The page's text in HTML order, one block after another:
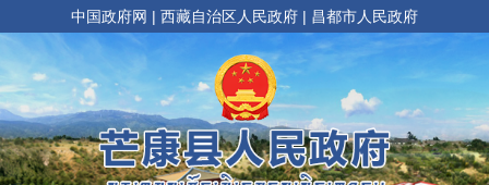
中国政府网 | 西藏自治区人民政府 | 昌都市人民政府